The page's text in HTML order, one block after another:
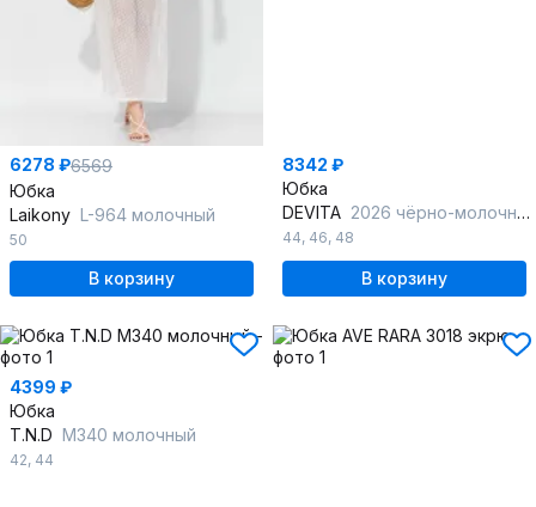
6278 ₽6569
Юбка
Laikony L-964 молочный
50
В корзину
8342 ₽
Юбка
DEVITA 2026 чёрно-молочный
44, 46, 48
В корзину
4399 ₽
Юбка
T.N.D М340 молочный
42, 44